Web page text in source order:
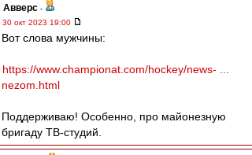
Авверс -
30 окт 2023 19:00
Вот слова мужчины:
https://www.championat.com/hockey/news- ...
nezom.html
Поддерживаю! Особенно, про майонезную
бригаду ТВ-студий.